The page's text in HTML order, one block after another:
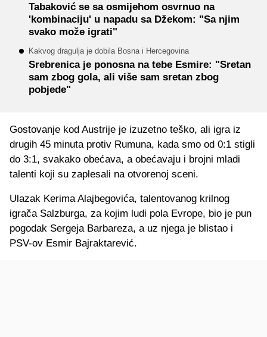
Tabaković se sa osmijehom osvrnuo na
'kombinaciju' u napadu sa Džekom: "Sa njim
svako može igrati"
Kakvog dragulja je dobila Bosna i Hercegovina
Srebrenica je ponosna na tebe Esmire: "Sretan
sam zbog gola, ali više sam sretan zbog
pobjede"
Gostovanje kod Austrije je izuzetno teško, ali igra iz
drugih 45 minuta protiv Rumuna, kada smo od 0:1 stigli
do 3:1, svakako obećava, a obećavaju i brojni mladi
talenti koji su zaplesali na otvorenoj sceni.
Ulazak Kerima Alajbegovića, talentovanog krilnog
igrača Salzburga, za kojim ludi pola Evrope, bio je pun
pogodak Sergeja Barbareza, a uz njega je blistao i
PSV-ov Esmir Bajraktarević.